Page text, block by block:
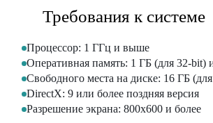
Требования к системе
Процессор: 1 ГГц и выше
Оперативная память: 1 ГБ (для 32-bit)
Свободного места на диске: 16 ГБ
DirectX: 9 или более поздняя версия
Разрешение экрана: 800x600 и более